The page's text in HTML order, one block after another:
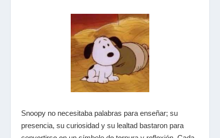
Snoopy no necesitaba palabras para enseñar; su
presencia, su curiosidad y su lealtad bastaron para